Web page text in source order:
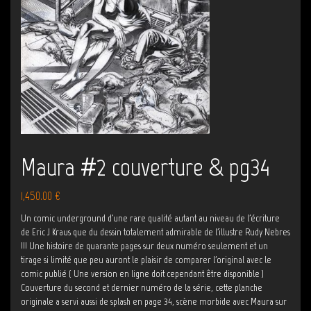
Maura #2 couverture & pg34
1,450.00 €
Un comic underground d'une rare qualité autant au niveau de l'écriture
de Eric J Kraus que du dessin totalement admirable de l'illustre Rudy Nebres
!!! Une histoire de quarante pages sur deux numéro seulement et un
tirage si limité que peu auront le plaisir de comparer l'original avec le
comic publié ( Une version en ligne doit cependant être disponible )
Couverture du second et dernier numéro de la série, cette planche
originale a servi aussi de splash en page 34, scène morbide avec Maura sur